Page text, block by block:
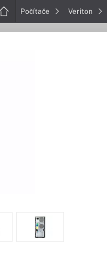
Počítače Veriton